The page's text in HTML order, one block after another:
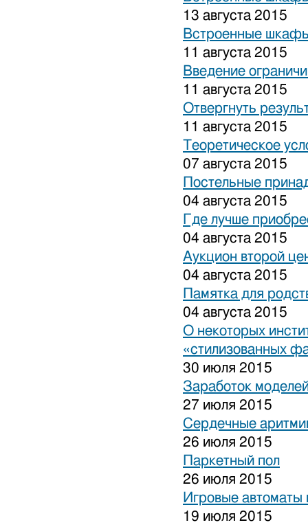
13 августа 2015
Встроенные
11 августа 2015
Введение
11 августа 2015
Отвергнуть
11 августа 2015
Теоретическое
07 августа 2015
Постельные
04 августа 2015
Где лучше
04 августа 2015
Аукцион второй
04 августа 2015
Памятка для
04 августа 2015
О некоторых
«стилизованных
30 июля 2015
Заработок
27 июля 2015
Сердечные
26 июля 2015
Паркетный пол
26 июля 2015
Игровые
19 июля 2015